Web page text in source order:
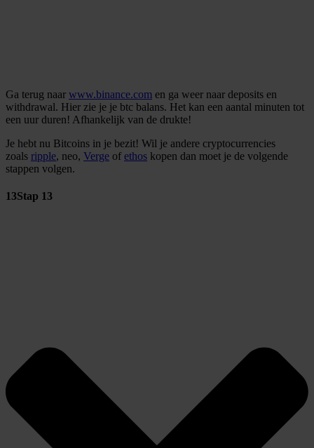
Ga terug naar www.binance.com en ga weer naar deposits en
withdrawal. Hier zie je je btc balans. Het kan een aantal minuten tot
een uur duren! Afhankelijk van de drukte!
Je hebt nu Bitcoins in je bezit! Wil je andere cryptocurrencies
zoals ripple, neo, Verge of ethos kopen dan moet je de volgende
stappen volgen.
13Stap 13